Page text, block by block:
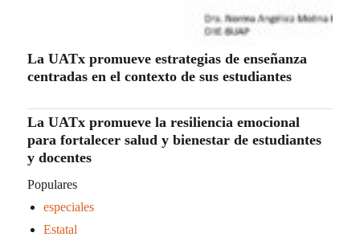
La UATx promueve estrategias de enseñanza
centradas en el contexto de sus estudiantes
La UATx promueve la resiliencia emocional
para fortalecer salud y bienestar de estudiantes
y docentes
Populares
especiales
Estatal